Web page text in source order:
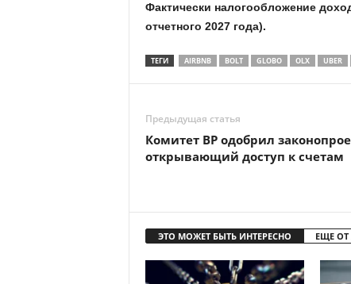
Фактически налогообложение
отчетного 2027 года).
ТЕГИ AIRBNB BOLT GLOBO OLX UBER
Предыдущая статья
Комитет ВР одобрил
открывающий доступ к счетам
ЭТО МОЖЕТ БЫТЬ ИНТЕРЕСНО ЕЩЕ ОТ